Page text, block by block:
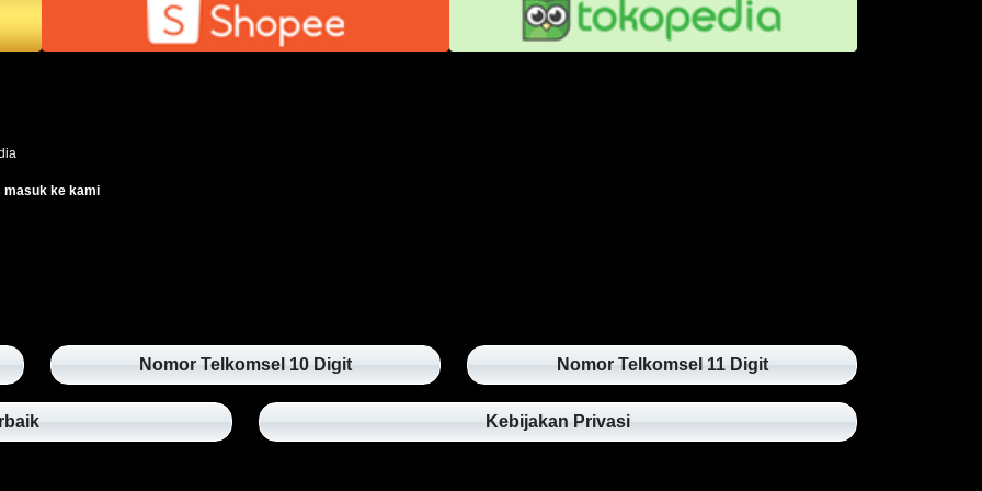
masuk ke kami
Nomor Telkomsel 10 Digit Nomor Telkomsel 11 Digit
Kebijakan Privasi